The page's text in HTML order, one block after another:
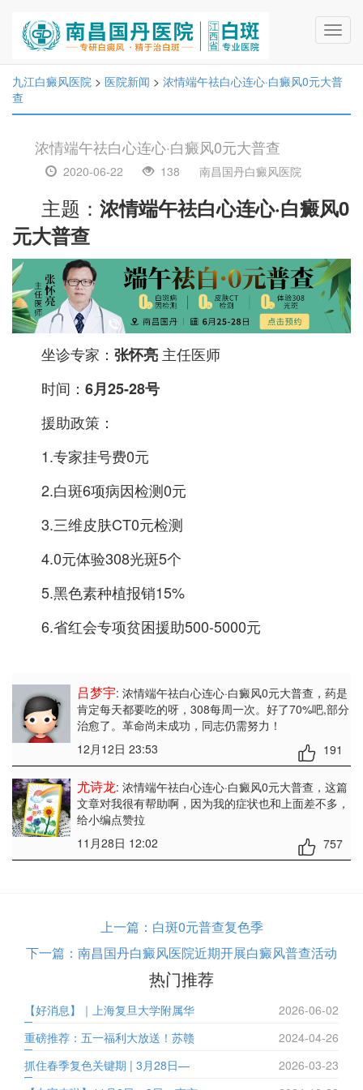
九江白癜风医院 > 医院新闻 > 浓情端午祛白心连心·白癜风0元大普
查
浓情端午祛白心连心·白癜风0元大普查
2020-06-22 138 南昌国丹白癜风医院
主题： 浓情端午祛白心连心·白癜风0
元大普查
坐诊专家： 张怀亮 主任医师
时间： 6月25-28号
援助政策：
1.专家挂号费0元
2.白斑6项病因检测0元
3.三维皮肤CT0元检测
4.0元体验308光斑5个
5.黑色素种植报销15%
6.省红会专项贫困援助500-5000元
吕梦宇: 浓情端午祛白心连心·白癜风0元大普查 ，药是
肯定每天都要吃的呀，308每周一次。好了70%吧,部分
治愈了。革命尚未成功，同志仍需努力！
12月12日 23:53
191
尤诗龙: 浓情端午祛白心连心·白癜风0元大普查 ，这篇
文章对我很有帮助啊，因为我的症状也和上面差不多，
给小编点赞拉
11月28日 12:02
757
上一篇： 白斑0元普查复色季
下一篇： 南昌国丹白癜风医院近期开展白癜风普查活动
热门推荐
【好消息】｜上海复旦大学附属华
2026-06-02
重磅推荐：五一福利大放送！苏赣
2024-04-26
抓住春季复色关键期 | 3月28日—
2026-03-23